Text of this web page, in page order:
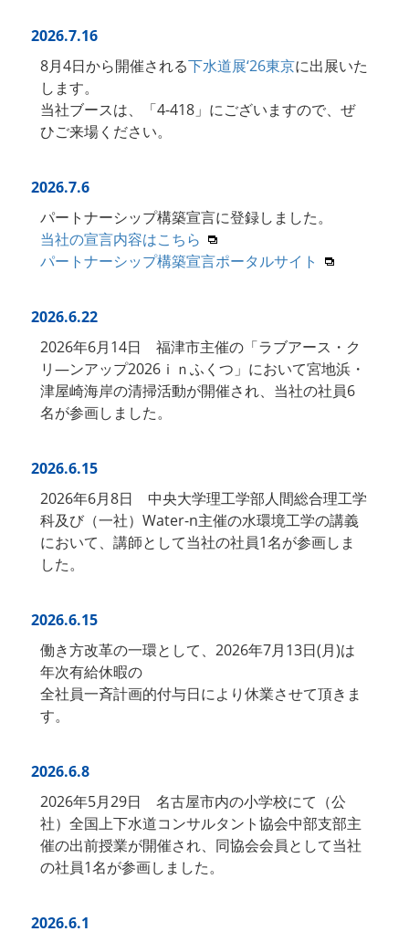
2026.7.16
8月4日から開催される下水道展‘26東京に出展いた
します。
当社ブースは、「4-418」にございますので、ぜ
ひご来場ください。
2026.7.6
パートナーシップ構築宣言に登録しました。
当社の宣言内容はこちら
パートナーシップ構築宣言ポータルサイト
2026.6.22
2026年6月14日 福津市主催の「ラブアース・ク
リ―ンアップ2026ｉｎふくつ」において宮地浜・
津屋崎海岸の清掃活動が開催され、当社の社員6
名が参画しました。
2026.6.15
2026年6月8日 中央大学理工学部人間総合理工学
科及び（一社）Water-n主催の水環境工学の講義
において、講師として当社の社員1名が参画しま
した。
2026.6.15
働き方改革の一環として、2026年7月13日(月)は
年次有給休暇の
全社員一斉計画的付与日により休業させて頂きま
す。
2026.6.8
2026年5月29日 名古屋市内の小学校にて（公
社）全国上下水道コンサルタント協会中部支部主
催の出前授業が開催され、同協会会員として当社
の社員1名が参画しました。
2026.6.1